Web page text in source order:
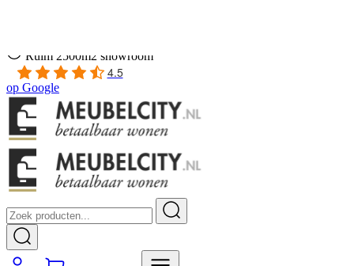
Ruim 2500m2 showroom
4.5
op Google